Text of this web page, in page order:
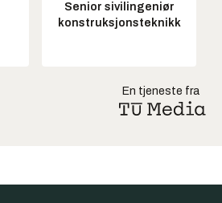
Senior sivilingeniør
konstruksjonsteknikk
En tjeneste fra